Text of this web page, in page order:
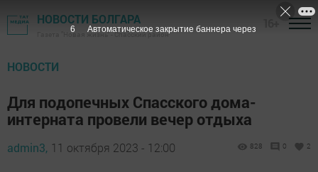
НОВОСТИ БОЛГАРА
Газета "Новая жизнь" - Спасский район
НОВОСТИ
Для подопечных Спасского дома-
интерната провели вечер отдыха
admin3, 11 октября 2023 - 12:00 828 0 2
4 Автоматическое закрытие баннера через